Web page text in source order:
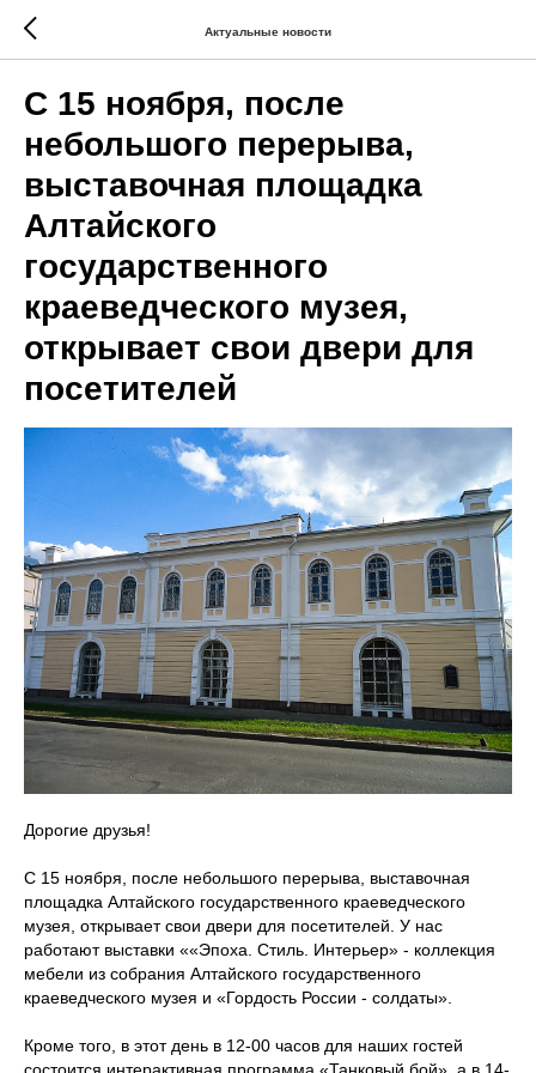
Актуальные новости
С 15 ноября, после
небольшого перерыва,
выставочная площадка
Алтайского
государственного
краеведческого музея,
открывает свои двери для
посетителей
Дорогие друзья!
С 15 ноября, после небольшого перерыва, выставочная
площадка Алтайского государственного краеведческого
музея, открывает свои двери для посетителей. У нас
работают выставки ««Эпоха. Стиль. Интерьер» - коллекция
мебели из собрания Алтайского государственного
краеведческого музея и «Гордость России - солдаты».
Кроме того, в этот день в 12-00 часов для наших гостей